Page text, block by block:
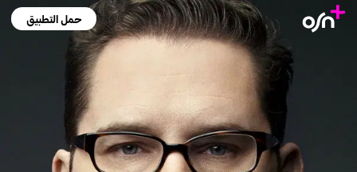
حمل التطبيق